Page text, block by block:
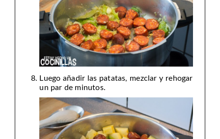
Luego añadir las patatas, mezclar y rehogar
un par de minutos.